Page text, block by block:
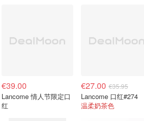
€39.00
Lancome 情人节限定口
红
€27.00 €35.95
Lancome 口红#274
温柔奶茶色